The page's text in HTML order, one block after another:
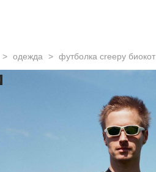
> одежда > футболка creepy биокот